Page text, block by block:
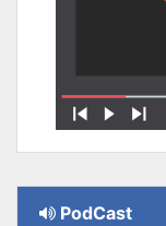
PodCast